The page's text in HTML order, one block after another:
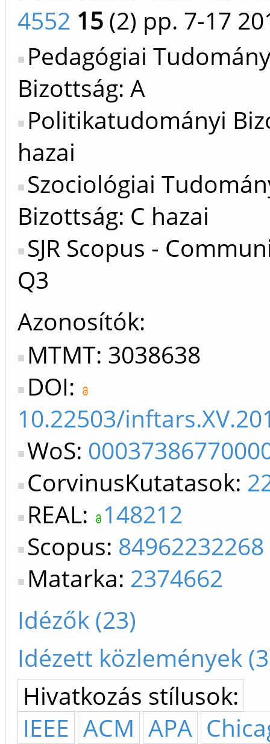
4552 15 (2) pp. 7-17
Pedagógiai
Bizottság: A
Politikatudományi
hazai
Szociológiai
Bizottság: C hazai
SJR Scopus -
Q3
Azonosítók
MTMT: 3038638
DOI:
10.22503/
WoS:
CorvinusKutatasok:
REAL: 148212
Scopus: 84962232268
Matarka: 2374662
Idézők (23)
Idézett közlemények
Hivatkozás stílusok:
IEEE ACM APA